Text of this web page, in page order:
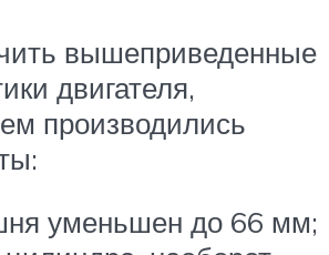
вышеприведенные
двигателя,
производились
уменьшен до 66 мм;